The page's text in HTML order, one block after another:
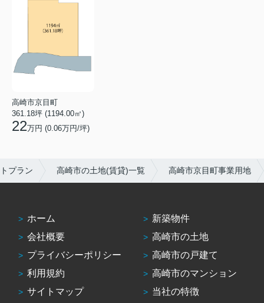
高崎市京目町
361.18坪 (1194.00㎡)
22万円 (0.06万円/坪)
プラン 高崎市の土地(賃貸)一覧 高崎市京目町事業用地
ホーム
会社概要
プライバシーポリシー
利用規約
サイトマップ
新築物件
高崎市の土地
高崎市の戸建て
高崎市のマンション
当社の特徴